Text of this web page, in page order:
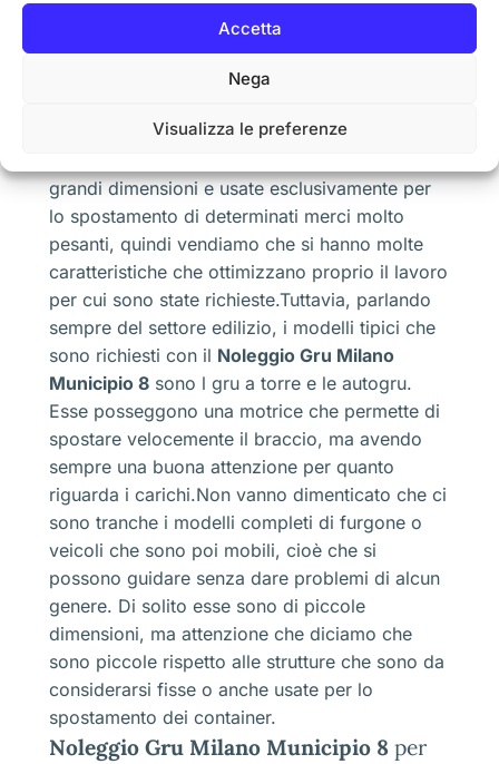
Accetta
Nega
Visualizza le preferenze
grandi dimensioni e usate esclusivamente per
lo spostamento di determinati merci molto
pesanti, quindi vendiamo che si hanno molte
caratteristiche che ottimizzano proprio il lavoro
per cui sono state richieste.Tuttavia, parlando
sempre del settore edilizio, i modelli tipici che
sono richiesti con il Noleggio Gru Milano
Municipio 8 sono l gru a torre e le autogru.
Esse posseggono una motrice che permette di
spostare velocemente il braccio, ma avendo
sempre una buona attenzione per quanto
riguarda i carichi.Non vanno dimenticato che ci
sono tranche i modelli completi di furgone o
veicoli che sono poi mobili, cioè che si
possono guidare senza dare problemi di alcun
genere. Di solito esse sono di piccole
dimensioni, ma attenzione che diciamo che
sono piccole rispetto alle strutture che sono da
considerarsi fisse o anche usate per lo
spostamento dei container.
Noleggio Gru Milano Municipio 8 per